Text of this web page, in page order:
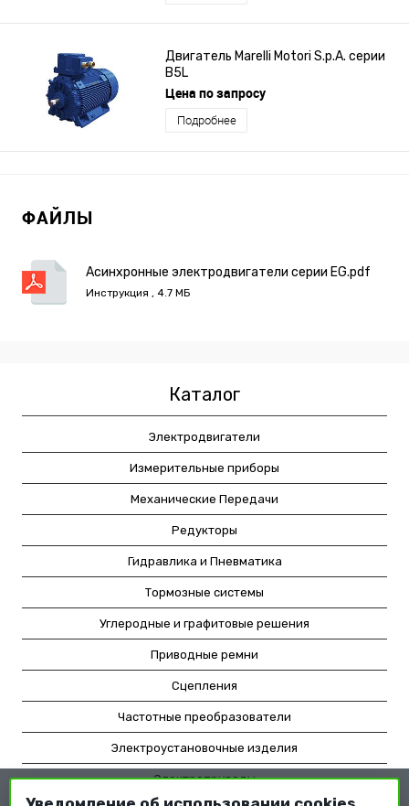
Двигатель Marelli Motori S.p.A. серии
B5L
Цена по запросу
Подробнее
ФАЙЛЫ
Асинхронные электродвигатели серии EG.pdf
Инструкция , 4.7 МБ
Каталог
Электродвигатели
Измерительные приборы
Механические Передачи
Редукторы
Гидравлика и Пневматика
Тормозные системы
Углеродные и графитовые решения
Приводные ремни
Сцепления
Частотные преобразователи
Электроустановочные изделия
Электроприводы